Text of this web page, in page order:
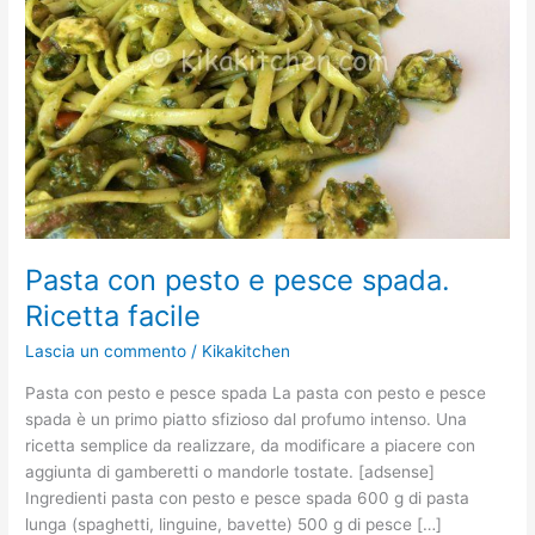
Pasta con pesto e pesce spada.
Ricetta facile
Lascia un commento / Kikakitchen
Pasta con pesto e pesce spada La pasta con pesto e pesce
spada è un primo piatto sfizioso dal profumo intenso. Una
ricetta semplice da realizzare, da modificare a piacere con
aggiunta di gamberetti o mandorle tostate. [adsense]
Ingredienti pasta con pesto e pesce spada 600 g di pasta
lunga (spaghetti, linguine, bavette) 500 g di pesce […]
spada.
Ricetta
facile